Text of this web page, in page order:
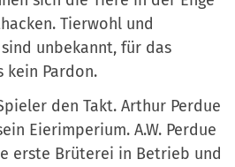
Tierwohl und
unbekannt, für das
kein Pardon.
den Takt. Arthur Perdue
Eierimperium. A.W. Perdue
erste Brüterei in Betrieb und